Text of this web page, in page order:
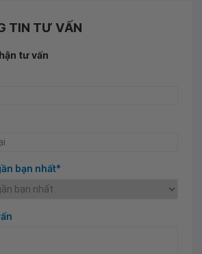
TIN TƯ VẤN
tư vấn
bạn nhất*